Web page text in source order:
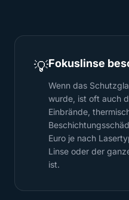
💡Fokuslinse
Wenn das
wurde, ist oft auch
Einbrände,
Euro je nach
Linse oder der
ist.